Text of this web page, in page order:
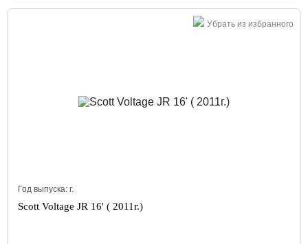
Убрать из избранного
Год выпуска: г.
Scott Voltage JR 16' ( 2011г.)